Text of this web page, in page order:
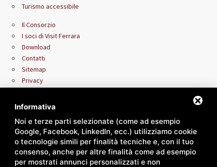
Turismo accessibile
Il Consorzio
I soci di Visit Ferrara
Download
Contatti
Sitemap
Privacy
Informativa
Noi e terze parti selezionate (come ad esempio
Google, Facebook, LinkedIn, ecc.) utilizziamo cookie
o tecnologie simili per finalità tecniche e, con il tuo
consenso, anche per altre finalità come ad esempio
per mostrati annunci personalizzati e non